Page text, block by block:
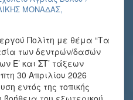
ΜΟΝΑΔΑΣ,
Πολίτη με θέμα “Τα
των δεντρών/δασών
Ε’ και ΣΤ’ τάξεων
30 Απριλίου 2026
εντός της τοπικής